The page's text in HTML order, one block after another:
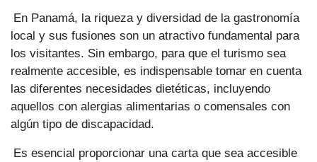
En Panamá, la riqueza y diversidad de la gastronomía
local y sus fusiones son un atractivo fundamental para
los visitantes. Sin embargo, para que el turismo sea
realmente accesible, es indispensable tomar en cuenta
las diferentes necesidades dietéticas, incluyendo
aquellos con alergias alimentarias o comensales con
algún tipo de discapacidad.
Es esencial proporcionar una carta que sea accesible